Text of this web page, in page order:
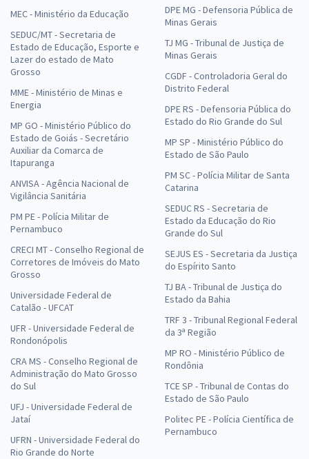
MEC - Ministério da Educação
SEDUC/MT - Secretaria de
Estado de Educação, Esporte e
Lazer do estado de Mato
Grosso
MME - Ministério de Minas e
Energia
MP GO - Ministério Público do
Estado de Goiás - Secretário
Auxiliar da Comarca de
Itapuranga
ANVISA - Agência Nacional de
Vigilância Sanitária
PM PE - Polícia Militar de
Pernambuco
CRECI MT - Conselho Regional de
Corretores de Imóveis do Mato
Grosso
Universidade Federal de
Catalão - UFCAT
UFR - Universidade Federal de
Rondonópolis
CRA MS - Conselho Regional de
Administração do Mato Grosso
do Sul
UFJ - Universidade Federal de
Jataí
UFRN - Universidade Federal do
Rio Grande do Norte
DPE MG - Defensoria Pública de
Minas Gerais
TJ MG - Tribunal de Justiça de
Minas Gerais
CGDF - Controladoria Geral do
Distrito Federal
DPE RS - Defensoria Pública do
Estado do Rio Grande do Sul
MP SP - Ministério Público do
Estado de São Paulo
PM SC - Polícia Militar de Santa
Catarina
SEDUC RS - Secretaria de
Estado da Educação do Rio
Grande do Sul
SEJUS ES - Secretaria da Justiça
do Espírito Santo
TJ BA - Tribunal de Justiça do
Estado da Bahia
TRF 3 - Tribunal Regional Federal
da 3ª Região
MP RO - Ministério Público de
Rondônia
TCE SP - Tribunal de Contas do
Estado de São Paulo
Politec PE - Polícia Científica de
Pernambuco